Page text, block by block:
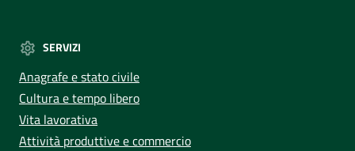
SERVIZI
Anagrafe e stato civile
Cultura e tempo libero
Vita lavorativa
Attività produttive e commercio